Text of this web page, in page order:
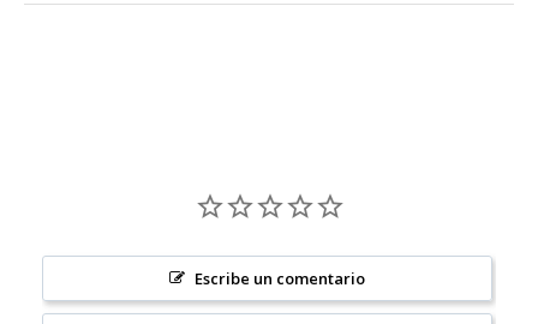
Escribe un comentario